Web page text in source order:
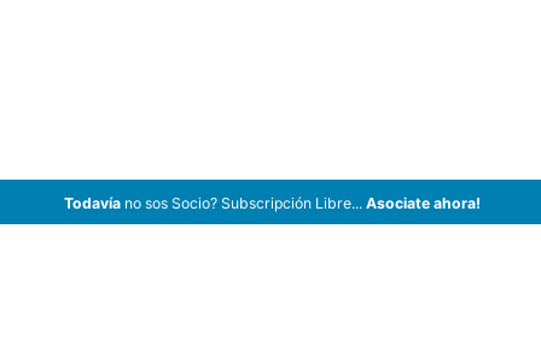
Todavíano sos Socio? Subscripción Libre... Asociate ahora!